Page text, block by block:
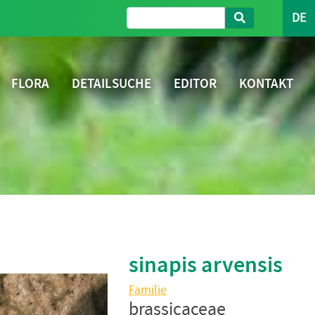
DE
FLORA DETAILSUCHE EDITOR KONTAKT
sinapis arvensis
Familie
brassicaceae